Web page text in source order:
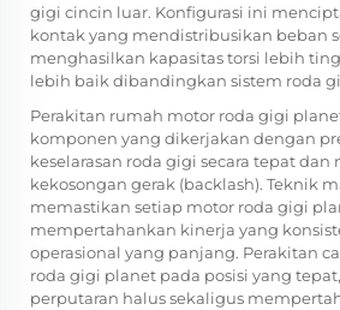
gigi cincin luar. Konfigurasi ini
kontak yang mendistribusikan beban
menghasilkan kapasitas torsi lebih
lebih baik dibandingkan sistem roda
Perakitan rumah motor roda gigi
komponen yang dikerjakan dengan
keselarasan roda gigi secara tepat
kekosongan gerak (backlash). Teknik
memastikan setiap motor roda gigi
mempertahankan kinerja yang
operasional yang panjang. Perakitan
roda gigi planet pada posisi yang
perputaran halus sekaligus